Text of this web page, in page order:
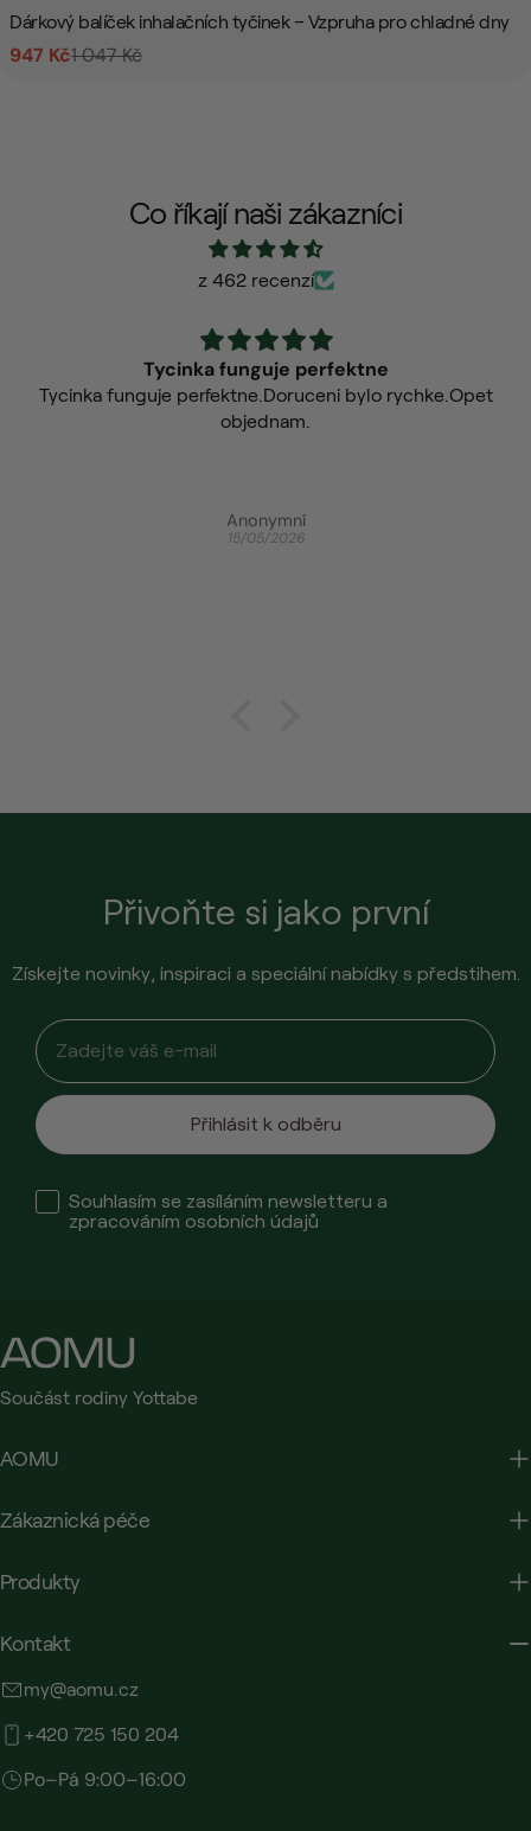
Dárkový balíček inhalačních tyčinek – Vzpruha pro chladné dny
Prodejní
947 Kč
Běžná 1 047 Kč
Co říkají naši zákazníci
z 462 recenzí
Nakopne lépe než káva
Nakopne lépe než káva.
Přivoňte si jako první
Získejte novinky, inspiraci a speciální nabídky s předstihem.
Email input
Přihlásit k odběru
Check box
Souhlasím se zasíláním newsletteru a
zpracováním osobních údajů
Součást rodiny Yottabe
AOMU
Zákaznická péče
Produkty
Kontakt
my@aomu.cz
+420 725 150 204
Po–Pá 9:00–16:00